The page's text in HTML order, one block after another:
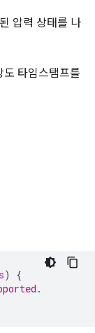
압력 상태를 나
타임스탬프를
)
{